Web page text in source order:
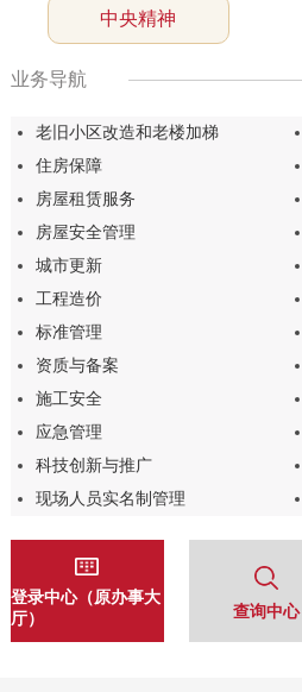
中央精神
业务导航
老旧小区改造和老楼加梯
住房保障
房屋租赁服务
房屋安全管理
城市更新
工程造价
标准管理
资质与备案
施工安全
应急管理
科技创新与推广
现场人员实名制管理
登录中心（原办事大
厅）
查询中心